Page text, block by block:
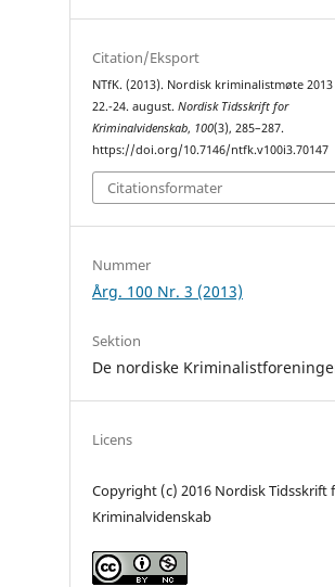
Citation/Eksport
NTfK. (2013). Nordisk kriminalistmøte 2013
22.-24. august.Nordisk Tidsskrift for
Kriminalvidenskab, 100(3), 285–287.
https://doi.org/10.7146/ntfk.v100i3.70147
Citationsformater
Nummer
Årg. 100 Nr. 3 (2013)
Sektion
De nordiske
Licens
Copyright (c) 2016 Nordisk Tidsskrift
Kriminalvidenskab